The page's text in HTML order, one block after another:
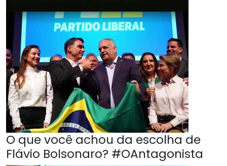
O que você achou da escolha de
Flávio Bolsonaro? #OAntagonista